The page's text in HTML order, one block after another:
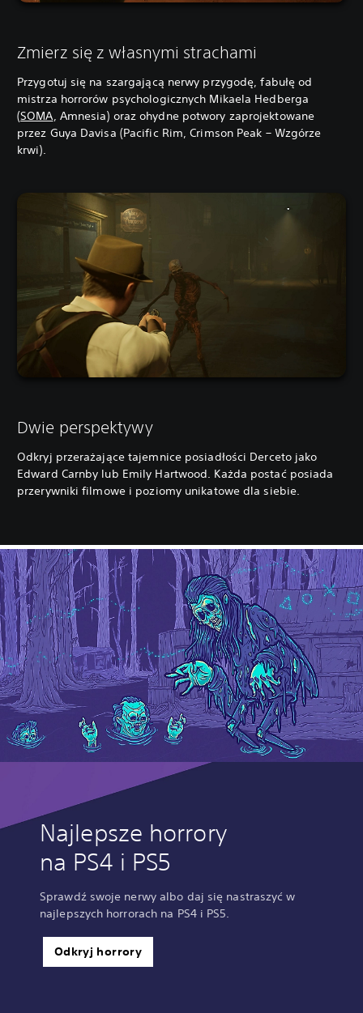
Zmierz się z własnymi strachami
Przygotuj się na szargającą nerwy przygodę, fabułę od
mistrza horrorów psychologicznych Mikaela Hedberga
(SOMA, Amnesia) oraz ohydne potwory zaprojektowane
przez Guya Davisa (Pacific Rim, Crimson Peak – Wzgórze
krwi).
Dwie perspektywy
Odkryj przerażające tajemnice posiadłości Derceto jako
Edward Carnby lub Emily Hartwood. Każda postać posiada
przerywniki filmowe i poziomy unikatowe dla siebie.
Najlepsze horrory
na PS4 i PS5
Sprawdź swoje nerwy albo daj się nastraszyć w
najlepszych horrorach na PS4 i PS5.
Odkryj horrory